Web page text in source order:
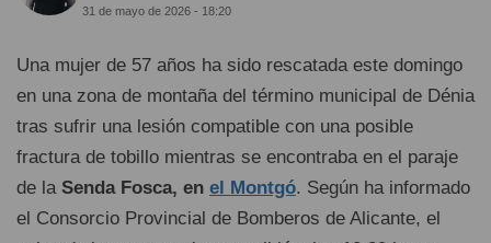
31 de mayo de 2026 - 18:20
Una mujer de 57 años ha sido rescatada este domingo
en una zona de montaña del término municipal de Dénia
tras sufrir una lesión compatible con una posible
fractura de tobillo mientras se encontraba en el paraje
de la Senda Fosca, en el Montgó. Según ha informado
el Consorcio Provincial de Bomberos de Alicante, el